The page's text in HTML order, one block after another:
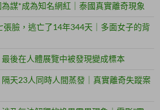
謀*成為知名網紅｜泰國真實離奇現象
臉，逃亡了14年344天｜多面女子的背
後在人體展覽中被發現變成標本
天23人同時人間蒸發｜真實離奇失蹤案